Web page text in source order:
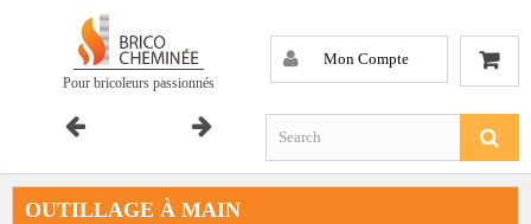
Pour bricoleurs passionnés
Mon Compte
OUTILLAGE À MAIN